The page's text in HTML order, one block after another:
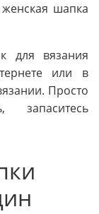
шапка
для вязания
или в
Просто
запаситесь